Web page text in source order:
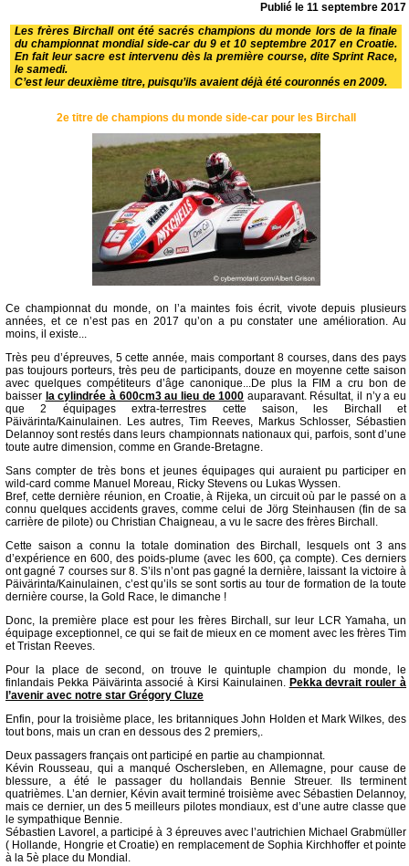
Publié le11 septembre 2017
Les frères Birchall ont été sacrés champions du monde lors de la finale
du championnat mondial side-car du 9 et 10 septembre 2017 en Croatie.
En fait leur sacre est intervenu dès la première course, dite Sprint Race,
le samedi.
C’est leur deuxième titre, puisqu’ils avaient déjà été couronnés en 2009.
2e titre de champions du monde side-car pour les Birchall
Ce championnat du monde, on l’a maintes fois écrit, vivote depuis plusieurs
années, et ce n’est pas en 2017 qu’on a pu constater une amélioration. Au
moins, il existe...
Très peu d’épreuves, 5 cette année, mais comportant 8 courses, dans des pays
pas toujours porteurs, très peu de participants, douze en moyenne cette saison
avec quelques compétiteurs d’âge canonique...De plus la FIM a cru bon de
baisser la cylindrée à 600cm3 au lieu de 1000 auparavant. Résultat, il n’y a eu
que 2 équipages extra-terrestres cette saison, les Birchall et
Päivärinta/Kainulainen. Les autres, Tim Reeves, Markus Schlosser, Sébastien
Delannoy sont restés dans leurs championnats nationaux qui, parfois, sont d’une
toute autre dimension, comme en Grande-Bretagne.
Sans compter de très bons et jeunes équipages qui auraient pu participer en
wild-card comme Manuel Moreau, Ricky Stevens ou Lukas Wyssen.
Bref, cette dernière réunion, en Croatie, à Rijeka, un circuit où par le passé on a
connu quelques accidents graves, comme celui de Jörg Steinhausen (fin de sa
carrière de pilote) ou Christian Chaigneau, a vu le sacre des frères Birchall.
Cette saison a connu la totale domination des Birchall, lesquels ont 3 ans
d’expérience en 600, des poids-plume (avec les 600, ça compte). Ces derniers
ont gagné 7 courses sur 8. S’ils n’ont pas gagné la dernière, laissant la victoire à
Päivärinta/Kainulainen, c’est qu’ils se sont sortis au tour de formation de la toute
dernière course, la Gold Race, le dimanche !
Donc, la première place est pour les frères Birchall, sur leur LCR Yamaha, un
équipage exceptionnel, ce qui se fait de mieux en ce moment avec les frères Tim
et Tristan Reeves.
Pour la place de second, on trouve le quintuple champion du monde, le
finlandais Pekka Päivärinta associé à Kirsi Kainulainen. Pekka devrait rouler à
l’avenir avec notre star Grégory Cluze
Enfin, pour la troisième place, les britanniques John Holden et Mark Wilkes, des
tout bons, mais un cran en dessous des 2 premiers,.
Deux passagers français ont participé en partie au championnat.
Kévin Rousseau, qui a manqué Oschersleben, en Allemagne, pour cause de
blessure, a été le passager du hollandais Bennie Streuer. Ils terminent
quatrièmes. L’an dernier, Kévin avait terminé troisième avec Sébastien Delannoy,
mais ce dernier, un des 5 meilleurs pilotes mondiaux, est d’une autre classe que
le sympathique Bennie.
Sébastien Lavorel, a participé à 3 épreuves avec l’autrichien Michael Grabmüller
( Hollande, Hongrie et Croatie) en remplacement de Sophia Kirchhoffer et pointe
à la 5è place du Mondial.